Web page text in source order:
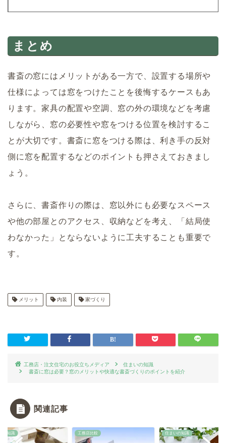
まとめ
書斎の窓にはメリットがある一方で、設置する場所や
仕様によっては窓をつけたことを後悔するケースもあ
ります。家具の配置や空調、窓の外の環境などを考慮
しながら、窓の必要性や窓をつける位置を検討するこ
とが大切です。書斎に窓をつける際は、利き手の反対
側に窓を配置するなどのポイントも押さえておきまし
ょう。
さらに、書斎作りの際は、窓以外にも必要なスペース
や他の部屋とのアクセス、収納などを考え、「結局使
わなかった」とならないように工夫することも重要で
す。
メリット 内装 家づくり
工務店・注文住宅のお役立ちメディア
住まいの知識
書斎に窓は必要？窓のメリットや快適な書斎づくりのポイントを紹介
関連記事
の知識 工務店比較 住まいの知識